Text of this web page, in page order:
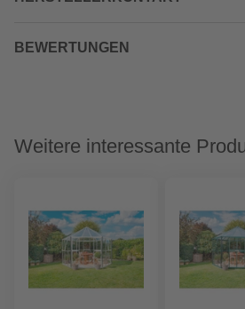
BEWERTUNGEN
Weitere interessante